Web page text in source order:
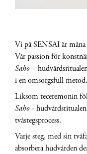
Vi på SENSAI är måna
Vår passion för
Saho–
i en omsorgsfull metod.
Liksom teceremonin
Saho-
tvåstegsprocess.
Varje steg, med sin
absorbera hudvården